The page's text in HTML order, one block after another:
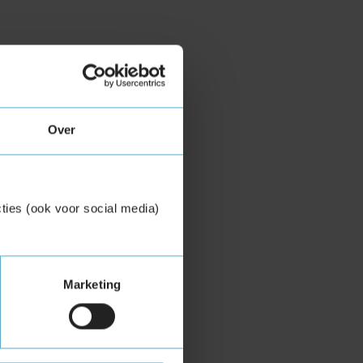
Over
(ook voor social media)
Marketing